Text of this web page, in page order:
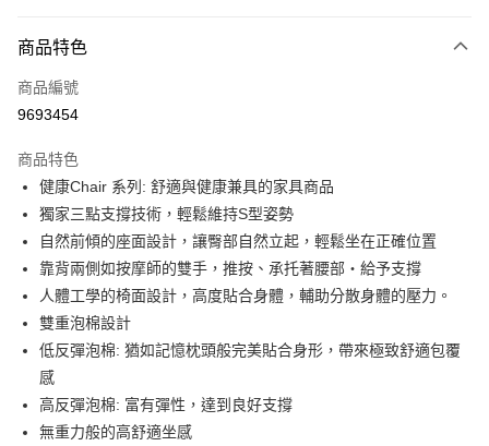
3 期 0 利率 每期
合作金庫商業銀行
上海商業儲蓄銀行
臺灣中小企業銀行
匯豐（台灣）商業銀行
華泰商業銀行
聯邦商業銀行
遠東國際商業銀行
元大商業銀行
永豐商業銀行
玉山商業銀行
星展（台灣）商業銀行
台灣樂天信用卡公司
合作金庫商業銀行
上海商業儲蓄銀行
國泰世華商業銀行
兆豐國際商業銀行
匯豐（台灣）商業銀行
華泰商業銀行
聯邦商業銀行
遠東國際商業銀行
元大商業銀行
永豐商業銀行
玉山商業銀行
星展（台灣）商業銀行
台新國際商業銀行
即享券
LINE Pay
Apple Pay
街口支付
Google Pay
ATM付款
運送方式
宅配
每筆NT$100，滿NT$999(含以上)免運費
商品特色
商品編號
9693454
商品特色
健康Chair 系列: 舒適與健康兼具的家具商品
獨家三點支撐技術，輕鬆維持S型姿勢
自然前傾的座面設計，讓臀部自然立起，輕鬆坐在正確位置
靠背兩側如按摩師的雙手，推按、承托著腰部・給予支撐
人體工學的椅面設計，高度貼合身體，輔助分散身體的壓力。
雙重泡棉設計
低反彈泡棉: 猶如記憶枕頭般完美貼合身形，帶來極致舒適包覆
感
高反彈泡棉: 富有彈性，達到良好支撐
無重力般的高舒適坐感